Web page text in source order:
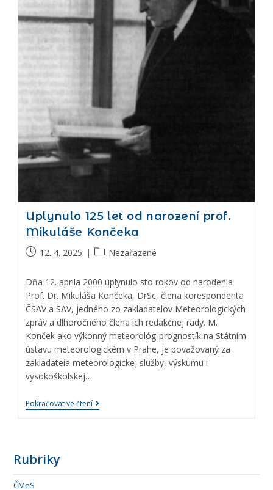
Uplynulo 125 let od narození prof.
Mikuláše Končeka
12. 4. 2025 Nezařazené
Dňa 12. aprila 2000 uplynu­lo sto rokov od narodenia
Prof. Dr. Mikuláša Končeka, DrSc, člena korespon­denta
ČSAV a SAV, jedného zo zakladatelov Meteorolo­gických
zpráv a dlhoročného člena ich redakčnej rady. M.
Konček ako vý­konný meteorológ-prognostík na Státním
ústavu mete­orologickém v Prahe, je po­važovaný za
zakladateía meteorologickej služby, výskumu i
vysokoškolskej…
Pokračovat ve čtení
Rubriky
ČMeS